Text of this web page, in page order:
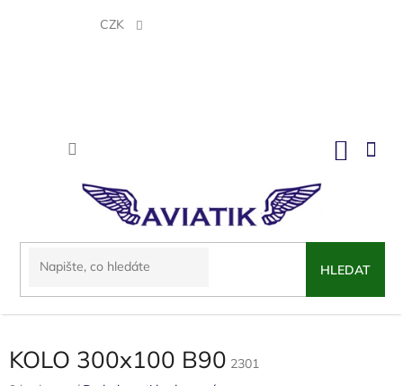
CZK
HLEDAT
KOLO 300x100 B90 2301